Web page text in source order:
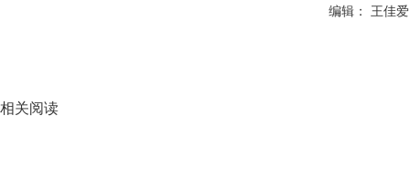
编辑： 王佳爱
相关阅读